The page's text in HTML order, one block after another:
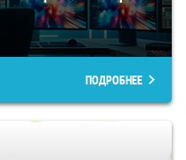
ПОДРОБНЕЕ